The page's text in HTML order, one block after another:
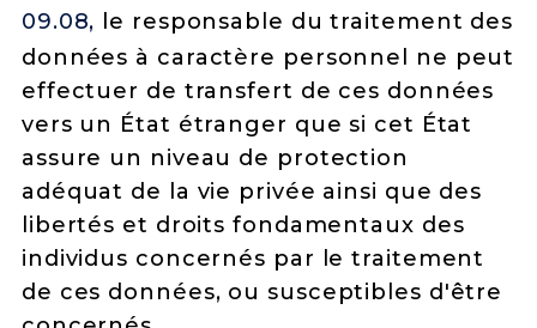
09.08, le responsable du traitement des
données à caractère personnel ne peut
effectuer de transfert de ces données
vers un État étranger que si cet État
assure un niveau de protection
adéquat de la vie privée ainsi que des
libertés et droits fondamentaux des
individus concernés par le traitement
de ces données, ou susceptibles d'être